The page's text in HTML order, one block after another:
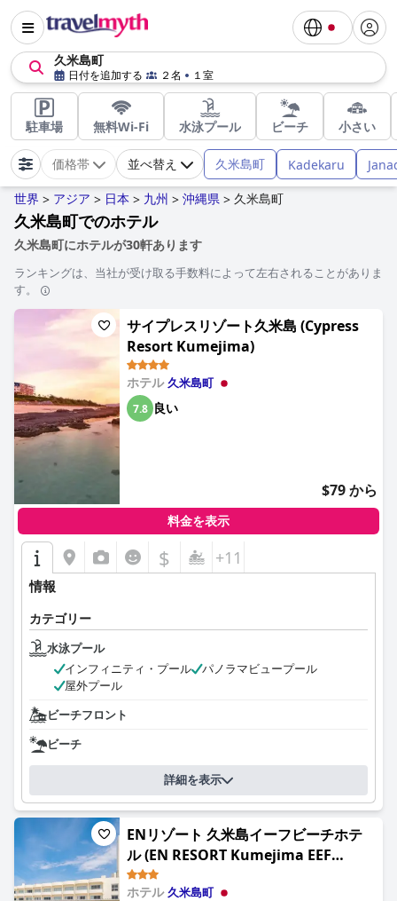
久米島町
日付を追加する ２名 １室
駐車場 無料Wi-Fi 水泳プール ビーチ 小さい
価格帯 並べ替え 久米島町 Kadekaru
世界 > アジア > 日本 > 九州 > 沖縄県 > 久米島町
久米島町でのホテル
久米島町にホテルが30軒あります
ランキングは、当社が受け取る手数料によって左右されることがありま
す。
サイプレスリゾート久米島 (Cypress
Resort Kumejima)
ホテル久米島町
7.8 良い
$79 から
料金を表示
$ +11
情報
カテゴリー
水泳プール
インフィニティ・プール
パノラマビュープール
屋外プール
ビーチフロント
ビーチ
詳細を表示
ENリゾート 久米島イーフビーチホテ
ル (EN RESORT Kumejima EEF
Beach Hotel)
ホテル久米島町